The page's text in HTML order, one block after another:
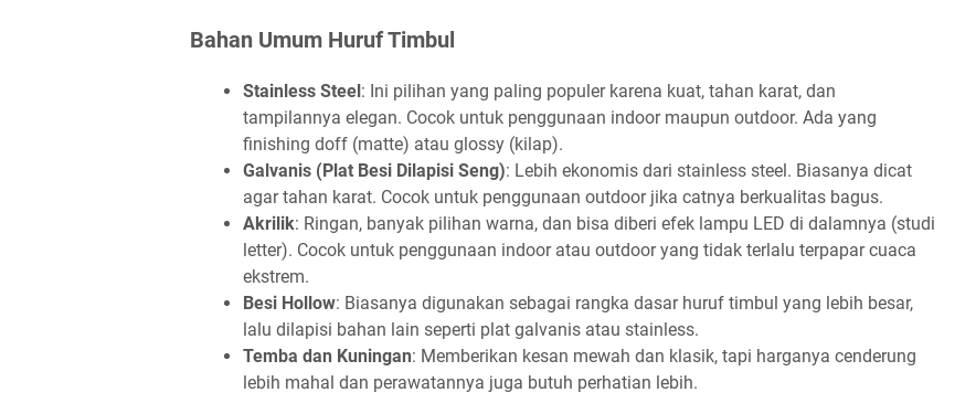
Bahan Umum Huruf Timbul
Stainless Steel: Ini pilihan yang paling populer karena kuat, tahan karat, dan
tampilannya elegan. Cocok untuk penggunaan indoor maupun outdoor. Ada yang
finishing doff (matte) atau glossy (kilap).
Galvanis (Plat Besi Dilapisi Seng): Lebih ekonomis dari stainless steel. Biasanya dicat
agar tahan karat. Cocok untuk penggunaan outdoor jika catnya berkualitas bagus.
Akrilik: Ringan, banyak pilihan warna, dan bisa diberi efek lampu LED di dalamnya (studi
letter). Cocok untuk penggunaan indoor atau outdoor yang tidak terlalu terpapar cuaca
ekstrem.
Besi Hollow: Biasanya digunakan sebagai rangka dasar huruf timbul yang lebih besar,
lalu dilapisi bahan lain seperti plat galvanis atau stainless.
Temba dan Kuningan: Memberikan kesan mewah dan klasik, tapi harganya cenderung
lebih mahal dan perawatannya juga butuh perhatian lebih.